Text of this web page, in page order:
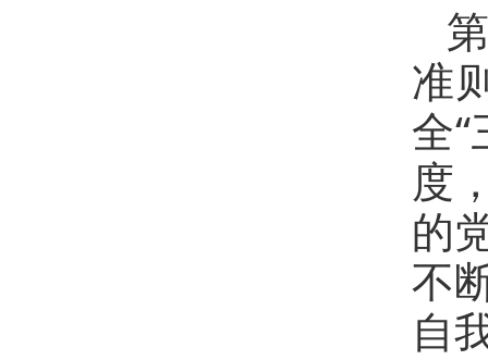
准
全
度
的
不
自